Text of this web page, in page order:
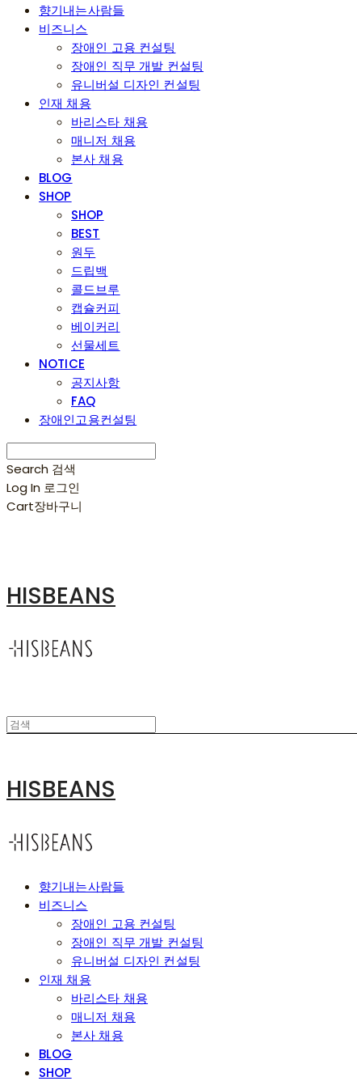
향기내는사람들
비즈니스
장애인 고용 컨설팅
장애인 직무 개발 컨설팅
유니버설 디자인 컨설팅
인재 채용
바리스타 채용
매니저 채용
본사 채용
BLOG
SHOP
SHOP
BEST
원두
드립백
콜드브루
캡슐커피
베이커리
선물세트
NOTICE
공지사항
FAQ
장애인고용컨설팅
Search 검색
Log In 로그인
Cart장바구니
HISBEANS
HISBEANS
향기내는사람들
비즈니스
장애인 고용 컨설팅
장애인 직무 개발 컨설팅
유니버설 디자인 컨설팅
인재 채용
바리스타 채용
매니저 채용
본사 채용
BLOG
SHOP